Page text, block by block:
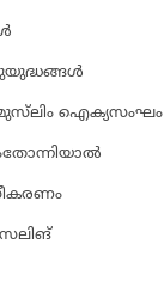
ഐക്യസംഘം